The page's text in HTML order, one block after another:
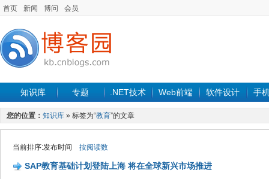
首页 新闻 博问 会员
知识库 专题 .NET技术 Web前端 软件设计 手
您的位置： 知识库 » 标签为“教育”的文章
当前排序:发布时间 按阅读数
SAP教育基础计划登陆上海 将在全球新兴市场推进